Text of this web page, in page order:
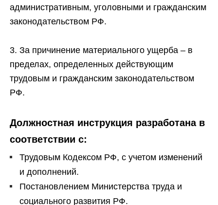
административным, уголовными и гражданским
законодательством РФ.
3. За причинение материального ущерба – в
пределах, определенных действующим
трудовым и гражданским законодательством
РФ.
Должностная инструкция разработана в
соответствии с:
Трудовым Кодексом РФ, с учетом изменений
и дополнений.
Постановлением Министерства труда и
социального развития РФ.